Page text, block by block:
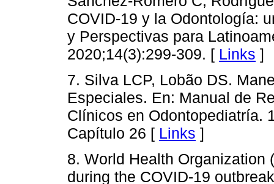
COVID-19 y la Odontología:
y Perspectivas para
2020;14(3):299-309. [ Links ]
7. Silva LCP, Lobão DS.
Especiales. En: Manual de
Clínicos en Odontopediatría.
Capítulo 26 [ Links ]
8. World Health
during the COVID-19